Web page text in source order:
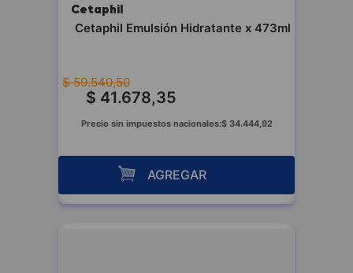
Cetaphil
Cetaphil Emulsión Hidratante x 473ml
$ 59.540,50
$ 41.678,35
Precio sin impuestos nacionales:$ 34.444, 92
AGREGAR